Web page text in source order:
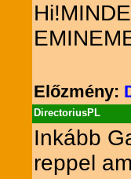
Előzmény:
DirectoriusPL
Inkább
reppel